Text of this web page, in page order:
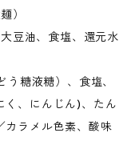
）
豆油、食塩、還元水
糖液糖）、食塩、
く、にんじん)、たん
カラメル色素、酸味